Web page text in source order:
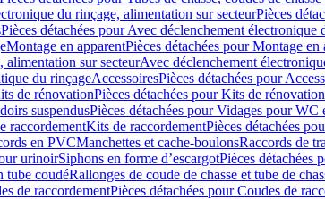
du rinçage, alimentation sur secteurPièces
Pièces détachées pour Avec déclenchement
Montage en apparentPièces détachées pour Montage en
alimentation sur secteurAvec déclenchement
du rinçageAccessoiresPièces détachées pour
de rénovationPièces détachées pour Kits de rénovation
suspendusPièces détachées pour Vidages pour WC
raccordementKits de raccordementPièces détachées
en PVCManchettes et cache-boulonsRaccords de
urinoirSiphons en forme d’escargotPièces détachées
tube coudéRallonges de coude de chasse et tube de
de raccordementPièces détachées pour Coudes de